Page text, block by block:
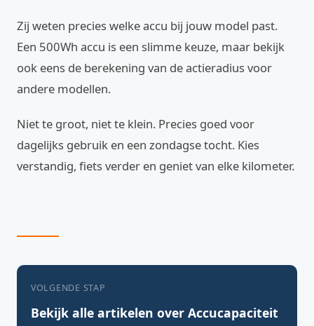
Zij weten precies welke accu bij jouw model past.
Een 500Wh accu is een slimme keuze, maar bekijk
ook eens de berekening van de actieradius voor
andere modellen.
Niet te groot, niet te klein. Precies goed voor
dagelijks gebruik en een zondagse tocht. Kies
verstandig, fiets verder en geniet van elke kilometer.
VOLGENDE STAP
Bekijk alle artikelen over Accucapaciteit